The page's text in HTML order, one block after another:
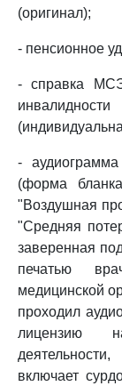
(оригинал);
- пенсионное
- справка
-
(форма
"Воздушная
"Средняя
заверенная
печатью
медицинской
проходил
лицензию
включает